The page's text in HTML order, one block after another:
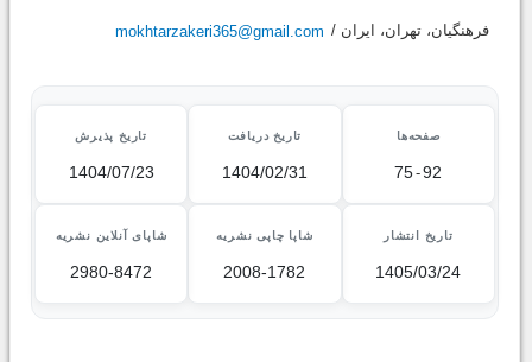
فرهنگیان، تهران، ایران / mokhtarzakeri365@gmail.com
صفحه‌ها
75-92
تاریخ دریافت
1404/02/31
تاریخ پذیرش
1404/07/23
تاریخ انتشار
1405/03/24
شاپا چاپی نشریه
2008-1782
شاپای آنلاین نشریه
2980-8472